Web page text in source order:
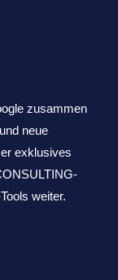
zusammen
neue
exklusives
weiter.